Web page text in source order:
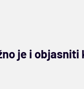
je i objasniti